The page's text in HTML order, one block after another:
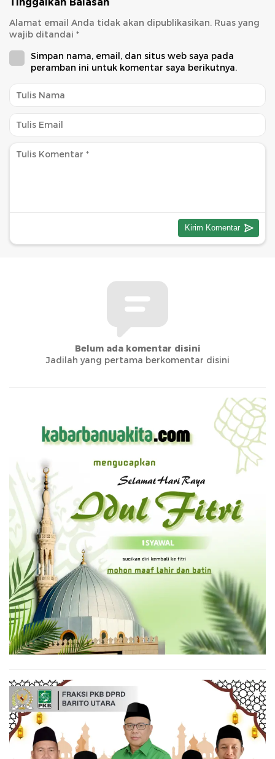
Alamat email Anda tidak akan dipublikasikan. Ruas yang
wajib ditandai *
Simpan nama, email, dan situs web saya pada
peramban ini untuk komentar saya berikutnya.
Belum ada komentar disini
Jadilah yang pertama berkomentar disini